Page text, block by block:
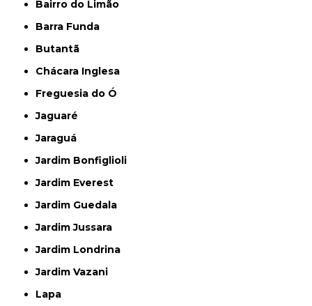
Bairro do Limão
Barra Funda
Butantã
Chácara Inglesa
Freguesia do Ó
Jaguaré
Jaraguá
Jardim Bonfiglioli
Jardim Everest
Jardim Guedala
Jardim Jussara
Jardim Londrina
Jardim Vazani
Lapa